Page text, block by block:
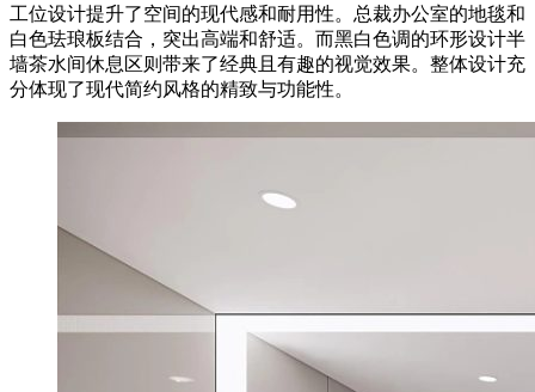
工位设计提升了空间的现代感和耐用性。总裁办公室的地毯和
白色珐琅板结合，突出高端和舒适。而黑白色调的环形设计半
墙茶水间休息区则带来了经典且有趣的视觉效果。整体设计充
分体现了现代简约风格的精致与功能性。